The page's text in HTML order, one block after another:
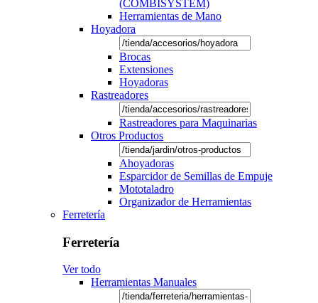
(COMBISYSTEM)
Herramientas de Mano
Hoyadora
Brocas
Extensiones
Hoyadoras
Rastreadores
Rastreadores para Maquinarias
Otros Productos
Ahoyadoras
Esparcidor de Semillas de Empuje
Mototaladro
Organizador de Herramientas
Ferretería
Ferretería
Ver todo
Herramientas Manuales